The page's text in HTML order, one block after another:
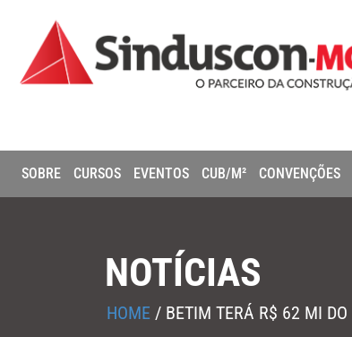
SOBRE CURSOS EVENTOS CUB/M² CONVENÇÕES
NOTÍCIAS
HOME / BETIM TERÁ R$ 62 MI DO